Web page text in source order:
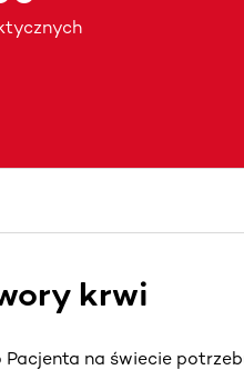
krwi
na świecie